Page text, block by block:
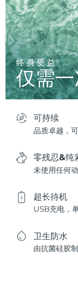
终身受益
仅需
可持续
品质卓越，
零残忍&纯
未使用任何
超长待机
USB充电，
卫生防水
由抗菌硅胶